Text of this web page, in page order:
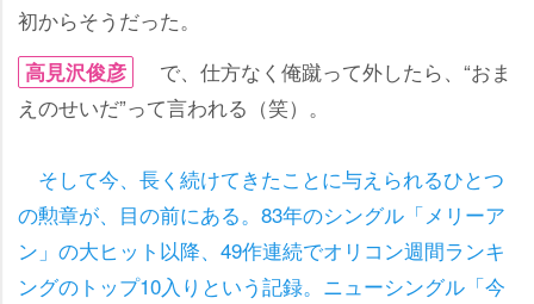
初からそうだった。
高見沢俊彦
で、仕方なく俺蹴って外したら、“おま
えのせいだ”って言われる（笑）。
そして今、長く続けてきたことに与えられるひとつ
の勲章が、目の前にある。83年のシングル「メリーア
ン」の大ヒット以降、49作連続でオリコン週間ランキ
ングのトップ10入りという記録。ニューシングル「今